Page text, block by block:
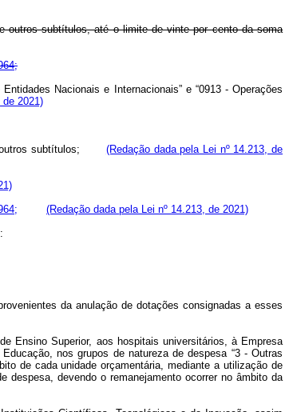
outros subtítulos, até o limite de vinte por cento da soma
Nacionais e Internacionais” e “0913 - Operações
de 2021)
de outros subtítulos; (Redação dada pela Lei nº 14.213, de
(Redação dada pela Lei nº 14.213, de 2021)
da anulação de dotações consignadas a esses
Ensino Superior, aos hospitais universitários, à Empresa
nos grupos de natureza de despesa “3 - Outras
de cada unidade orçamentária, mediante a utilização de
devendo o remanejamento ocorrer no âmbito da